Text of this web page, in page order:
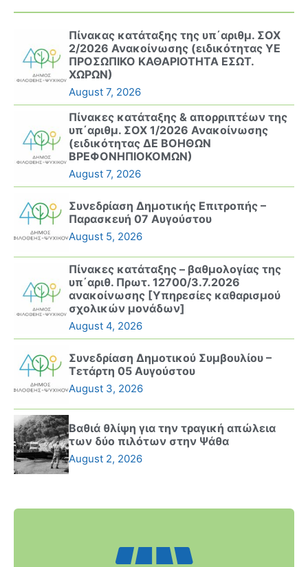
Πίνακας κατάταξης της υπ΄αριθμ. ΣΟΧ
2/2026 Ανακοίνωσης (ειδικότητας ΥΕ
ΠΡΟΣΩΠΙΚΟ ΚΑΘΑΡΙΟΤΗΤΑ ΕΣΩΤ.
ΧΩΡΩΝ)
August 7, 2026
Πίνακες κατάταξης & απορριπτέων της
υπ΄αριθμ. ΣΟΧ 1/2026 Ανακοίνωσης
(ειδικότητας ΔΕ ΒΟΗΘΩΝ
ΒΡΕΦΟΝΗΠΙΟΚΟΜΩΝ)
August 7, 2026
Συνεδρίαση Δημοτικής Επιτροπής –
Παρασκευή 07 Αυγούστου
August 5, 2026
Πίνακες κατάταξης – βαθμολογίας της
υπ΄αριθ. Πρωτ. 12700/3.7.2026
ανακοίνωσης [Υπηρεσίες καθαρισμού
σχολικών μονάδων]
August 4, 2026
Συνεδρίαση Δημοτικού Συμβουλίου –
Τετάρτη 05 Αυγούστου
August 3, 2026
Βαθιά θλίψη για την τραγική απώλεια
των δύο πιλότων στην Ψάθα
August 2, 2026